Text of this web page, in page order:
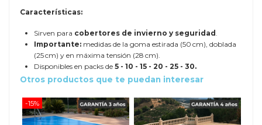
Características:
Sirven para cobertores de invierno y seguridad
Importante: medidas de la goma estirada (50 cm), doblada
(25 cm) y en máxima tensión (28 cm).
Disponibles en packs de 5 - 10 - 15 - 20 - 25 - 30.
Otros productos que te puedan interesar
-15%